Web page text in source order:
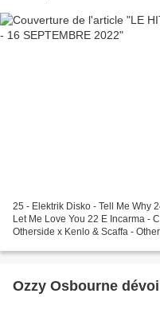
25 - Elektrik Disko - Tell Me Why 24 - Stev Dive - Fly Robin Fly 23 E Otash -
Let Me Love You 22 E Incarma - Children 21 E Sean Finn - Calinda 20 E
Otherside x Kenlo & Scaffa - Otherside 19 - Yes Yes, Alex
Ozzy Osbourne